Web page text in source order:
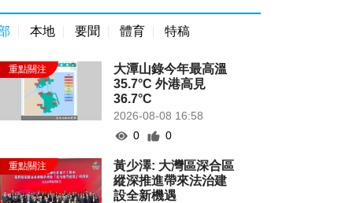
本地 要聞 體育 特稿
大潭山錄今年最高溫
35.7°C 外港高見
36.7°C
2026-08-08 16:58
0
0
黃少澤: 大灣區深合區
縱深推進帶來法治建
設全新機遇